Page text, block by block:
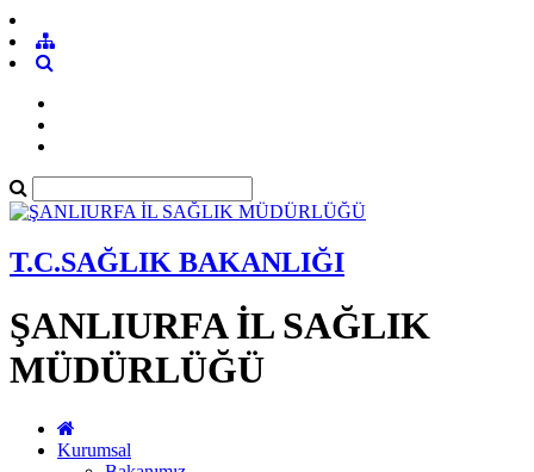
T.C.SAĞLIK BAKANLIĞI
ŞANLIURFA İL SAĞLIK
MÜDÜRLÜĞÜ
Kurumsal